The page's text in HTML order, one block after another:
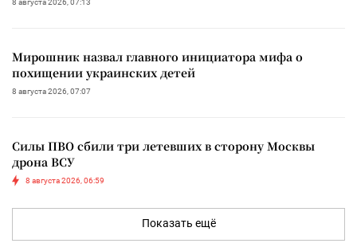
8 августа 2026, 07:13
Мирошник назвал главного инициатора мифа о
похищении украинских детей
8 августа 2026, 07:07
Силы ПВО сбили три летевших в сторону Москвы
дрона ВСУ
8 августа 2026, 06:59
Показать ещё